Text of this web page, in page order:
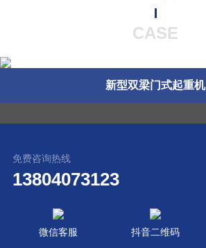
CASE
新型双梁门式起重机
免费咨询热线
13804073123
微信客服 抖音二维码